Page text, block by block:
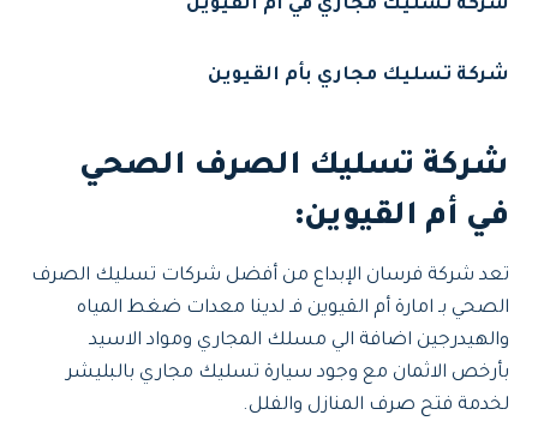
شركة تسليك مجاري في أم القيوين
شركة تسليك مجاري بأم القيوين
شركة تسليك الصرف الصحي
في أم القيوين:
تعد شركة فرسان الإبداع من أفضل شركات تسليك الصرف
الصحي بـ امارة أم القيوين فـ لدينا معدات ضغط المياه
والهيدرجين اضافة الي مسلك المجاري ومواد الاسيد
بأرخص الاثمان مع وجود سيارة تسليك مجاري بالبليشر
لخدمة فتح صرف المنازل والفلل.